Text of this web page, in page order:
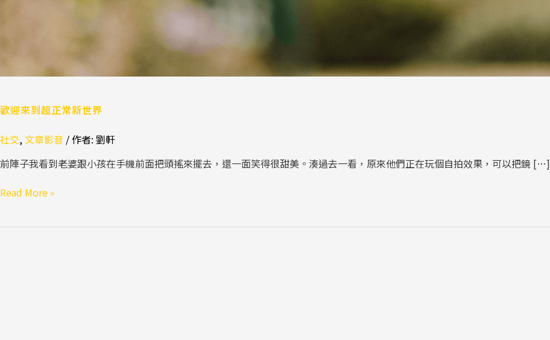
歡迎來到超正常新世界
社交,文章影音 / 作者: 劉軒
前陣子我看到老婆跟小孩在手機前面把頭搖來擺去，還一面笑得很甜美。湊過去一看，原來他們正在玩個自拍效果，可以把鏡 […]
Read More »